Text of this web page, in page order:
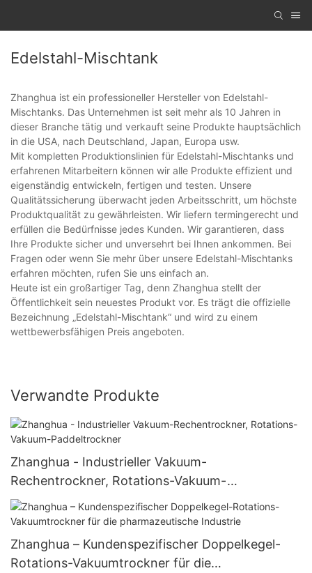
Edelstahl-Mischtank
Zhanghua ist ein professioneller Hersteller von Edelstahl-
Mischtanks. Das Unternehmen ist seit mehr als 10 Jahren in
dieser Branche tätig und verkauft seine Produkte hauptsächlich
in die USA, nach Deutschland, Japan, Europa usw.
Mit kompletten Produktionslinien für Edelstahl-Mischtanks und
erfahrenen Mitarbeitern können wir alle Produkte effizient und
eigenständig entwickeln, fertigen und testen. Unsere
Qualitätssicherung überwacht jeden Arbeitsschritt, um höchste
Produktqualität zu gewährleisten. Wir liefern termingerecht und
erfüllen die Bedürfnisse jedes Kunden. Wir garantieren, dass
Ihre Produkte sicher und unversehrt bei Ihnen ankommen. Bei
Fragen oder wenn Sie mehr über unsere Edelstahl-Mischtanks
erfahren möchten, rufen Sie uns einfach an.
Heute ist ein großartiger Tag, denn Zhanghua stellt der
Öffentlichkeit sein neuestes Produkt vor. Es trägt die offizielle
Bezeichnung „Edelstahl-Mischtank“ und wird zu einem
wettbewerbsfähigen Preis angeboten.
Verwandte Produkte
Zhanghua - Industrieller Vakuum-
Rechentrockner, Rotations-Vakuum-
Paddeltrockner
Zhanghua – Kundenspezifischer Doppelkegel-
Rotations-Vakuumtrockner für die